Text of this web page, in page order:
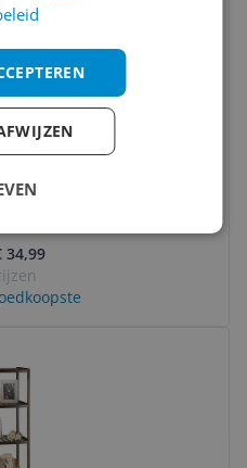
- Walnoot
- Hout - Klassiek
34,99